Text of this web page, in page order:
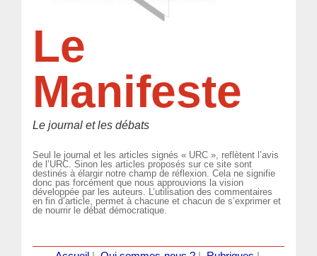
Le
Manifeste
Le journal et les débats
Seul le journal et les articles signés « URC », reflètent l’avis
de l’URC. Sinon les articles proposés sur ce site sont
destinés à élargir notre champ de réflexion. Cela ne signifie
donc pas forcément que nous approuvions la vision
développée par les auteurs. L’utilisation des commentaires
en fin d’article, permet à chacune et chacun de s’exprimer et
de nourrir le débat démocratique.